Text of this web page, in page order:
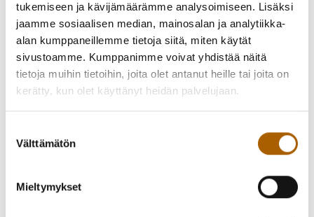
tukemiseen ja kävijämäärämme analysoimiseen. Lisäksi
jaamme sosiaalisen median, mainosalan ja analytiikka-
alan kumppaneillemme tietoja siitä, miten käytät
sivustoamme. Kumppanimme voivat yhdistää näitä
tietoja muihin tietoihin, joita olet antanut heille tai joita on
kerätty, kun olet käyttänyt heidän palvelujaan.
valinta
Välttämätön
Mieltymykset
Lukuiloa-ilta on koko perheen tapahtuma, josta löydät
kirjavinkkejä ja ideoita arjen lukuhetkiin.
hahmo vierailee kirjastossa
Kello 18.30 Minä lukijana – kuntalaiset kertovat
Kirjaston palveluiden ja omatoimikirjaston esittelyä